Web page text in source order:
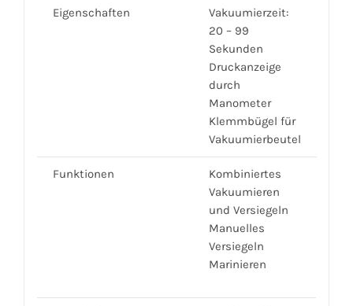
Eigenschaften
Vakuumierzeit:
20 – 99
Sekunden
Druckanzeige
durch
Manometer
Klemmbügel für
Vakuumierbeutel
Funktionen
Kombiniertes
Vakuumieren
und Versiegeln
Manuelles
Versiegeln
Marinieren